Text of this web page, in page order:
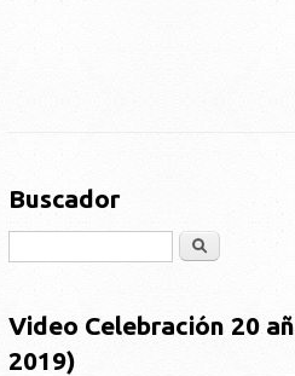
Buscador
Buscar
Video Celebración 20
2019)